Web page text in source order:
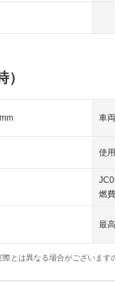
車
使
燃費
最
とは異なる場合がございます